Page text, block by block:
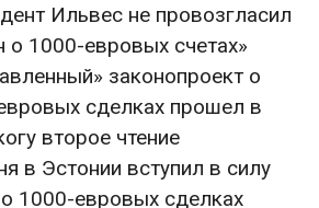
Ильвес не провозгласил
о 1000-евровых счетах»
законопроект о
сделках прошел в
второе чтение
в Эстонии вступил в силу
1000-евровых сделках